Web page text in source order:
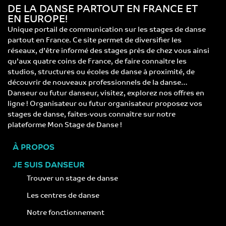
DE LA DANSE PARTOUT EN FRANCE ET
EN EUROPE!
Unique portail de communication sur les stages de danse
partout en France. Ce site permet de diversifier les
réseaux, d’être informé des stages près de chez vous ainsi
qu’aux quatre coins de France, de faire connaître les
studios, structures ou écoles de danse à proximité, de
découvrir de nouveaux professionnels de la danse…
Danseur ou futur danseur, visitez, explorez nos offres en
ligne ! Organisateur ou futur organisateur proposez vos
stages de danse, faites-vous connaître sur notre
plateforme Mon Stage de Danse !
À PROPOS
JE SUIS DANSEUR
Trouver un stage de danse
Les centres de danse
Notre fonctionnement